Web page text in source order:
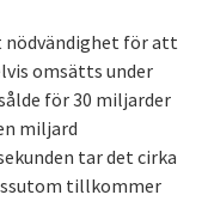
nödvändighet för att
omsätts under
för 30 miljarder
miljard
tar det cirka
tillkommer